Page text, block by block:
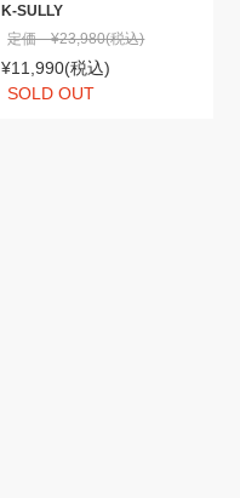
K-SULLY
定価 ¥23,980(税込)
¥11,990(税込)
SOLD OUT